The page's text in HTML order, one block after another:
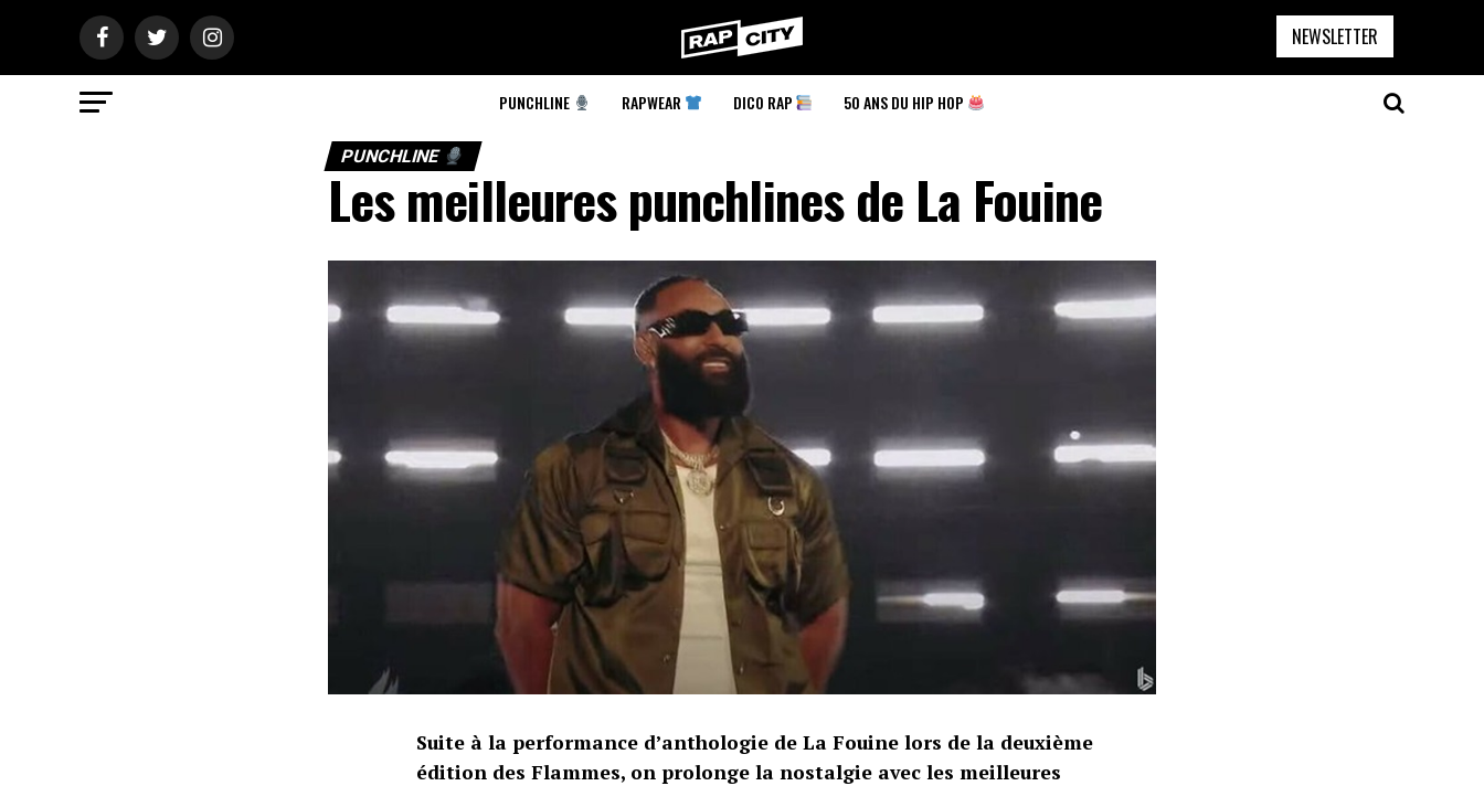
RapCity
NEWSLETTER
PUNCHLINE RAPWEAR DICO RAP 50 ANS DU HIP HOP
PUNCHLINE
Les meilleures punchlines de La Fouine
Suite à la performance d’anthologie de La Fouine lors de la deuxième
édition des Flammes, on prolonge la nostalgie avec les meilleures